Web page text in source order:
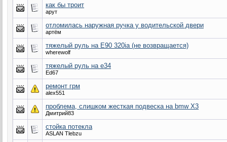
как бы троит
арут
отломилась наружная ручка у водительской двери
артём
тяжелый руль на Е90 320ia (не возвращается)
wherewolf
тяжелый руль на е34
Ed67
ремонт грм
alex551
проблема, слишком жесткая подвеска на bmw X3
Дмитрий83
стойка потекла
ASLAN Tlebzu